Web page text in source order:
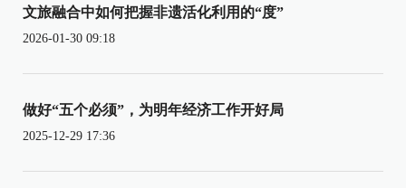
文旅融合中如何把握非遗活化利用的“度”
2026-01-30 09:18
做好“五个必须”，为明年经济工作开好局
2025-12-29 17:36